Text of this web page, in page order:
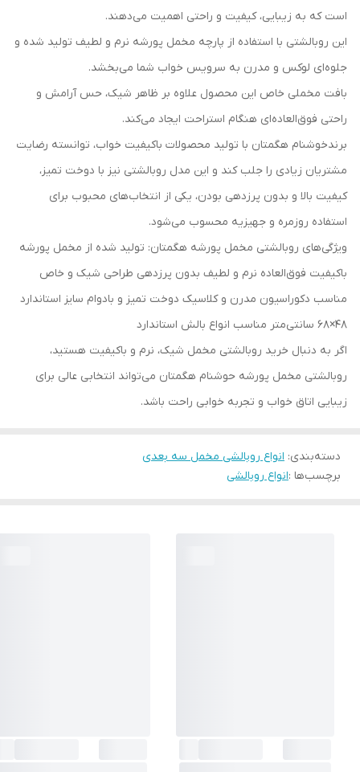
است که به زیبایی، کیفیت و راحتی اهمیت می‌دهند.
این روبالشتی با استفاده از پارچه مخمل پورشه نرم و لطیف تولید شده و
جلوه‌ای لوکس و مدرن به سرویس خواب شما می‌بخشد.
بافت مخملی خاص این محصول علاوه بر ظاهر شیک، حس آرامش و
راحتی فوق‌العاده‌ای هنگام استراحت ایجاد می‌کند.
برندخوشنام هگمتان با تولید محصولات باکیفیت خواب، توانسته رضایت
مشتریان زیادی را جلب کند و این مدل روبالشتی نیز با دوخت تمیز،
کیفیت بالا و بدون پرزدهی بودن، یکی از انتخاب‌های محبوب برای
استفاده روزمره و جهیزیه محسوب می‌شود.
ویژگی‌های روبالشتی مخمل پورشه هگمتان: تولید شده از مخمل پورشه
باکیفیت فوق‌العاده نرم و لطیف بدون پرزدهی طراحی شیک و خاص
مناسب دکوراسیون مدرن و کلاسیک دوخت تمیز و بادوام سایز استاندارد
48×68 سانتی‌متر مناسب انواع بالش استاندارد
اگر به دنبال خرید روبالشتی مخمل شیک، نرم و باکیفیت هستید،
روبالشتی مخمل پورشه حوشنام هگمتان می‌تواند انتخابی عالی برای
زیبایی اتاق خواب و تجربه خوابی راحت باشد.
دسته‌بندی: انواع روبالشی مخمل سه بعدی
برچسب‌ها :انواع روبالشی